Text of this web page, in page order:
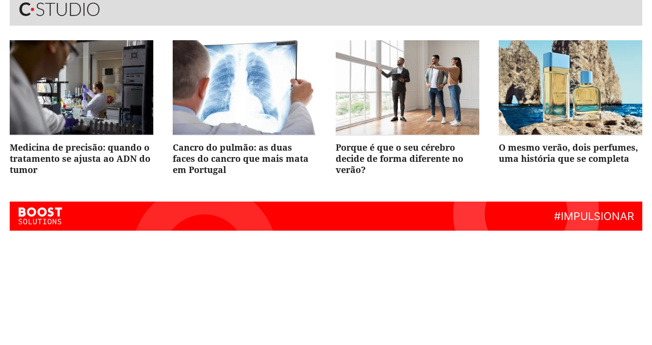
Medicina de precisão: quando o
tratamento se ajusta ao ADN do
tumor
Cancro do pulmão: as duas
faces do cancro que mais mata
em Portugal
Porque é que o seu cérebro
decide de forma diferente no
verão?
O mesmo verão, dois perfumes,
uma história que se completa